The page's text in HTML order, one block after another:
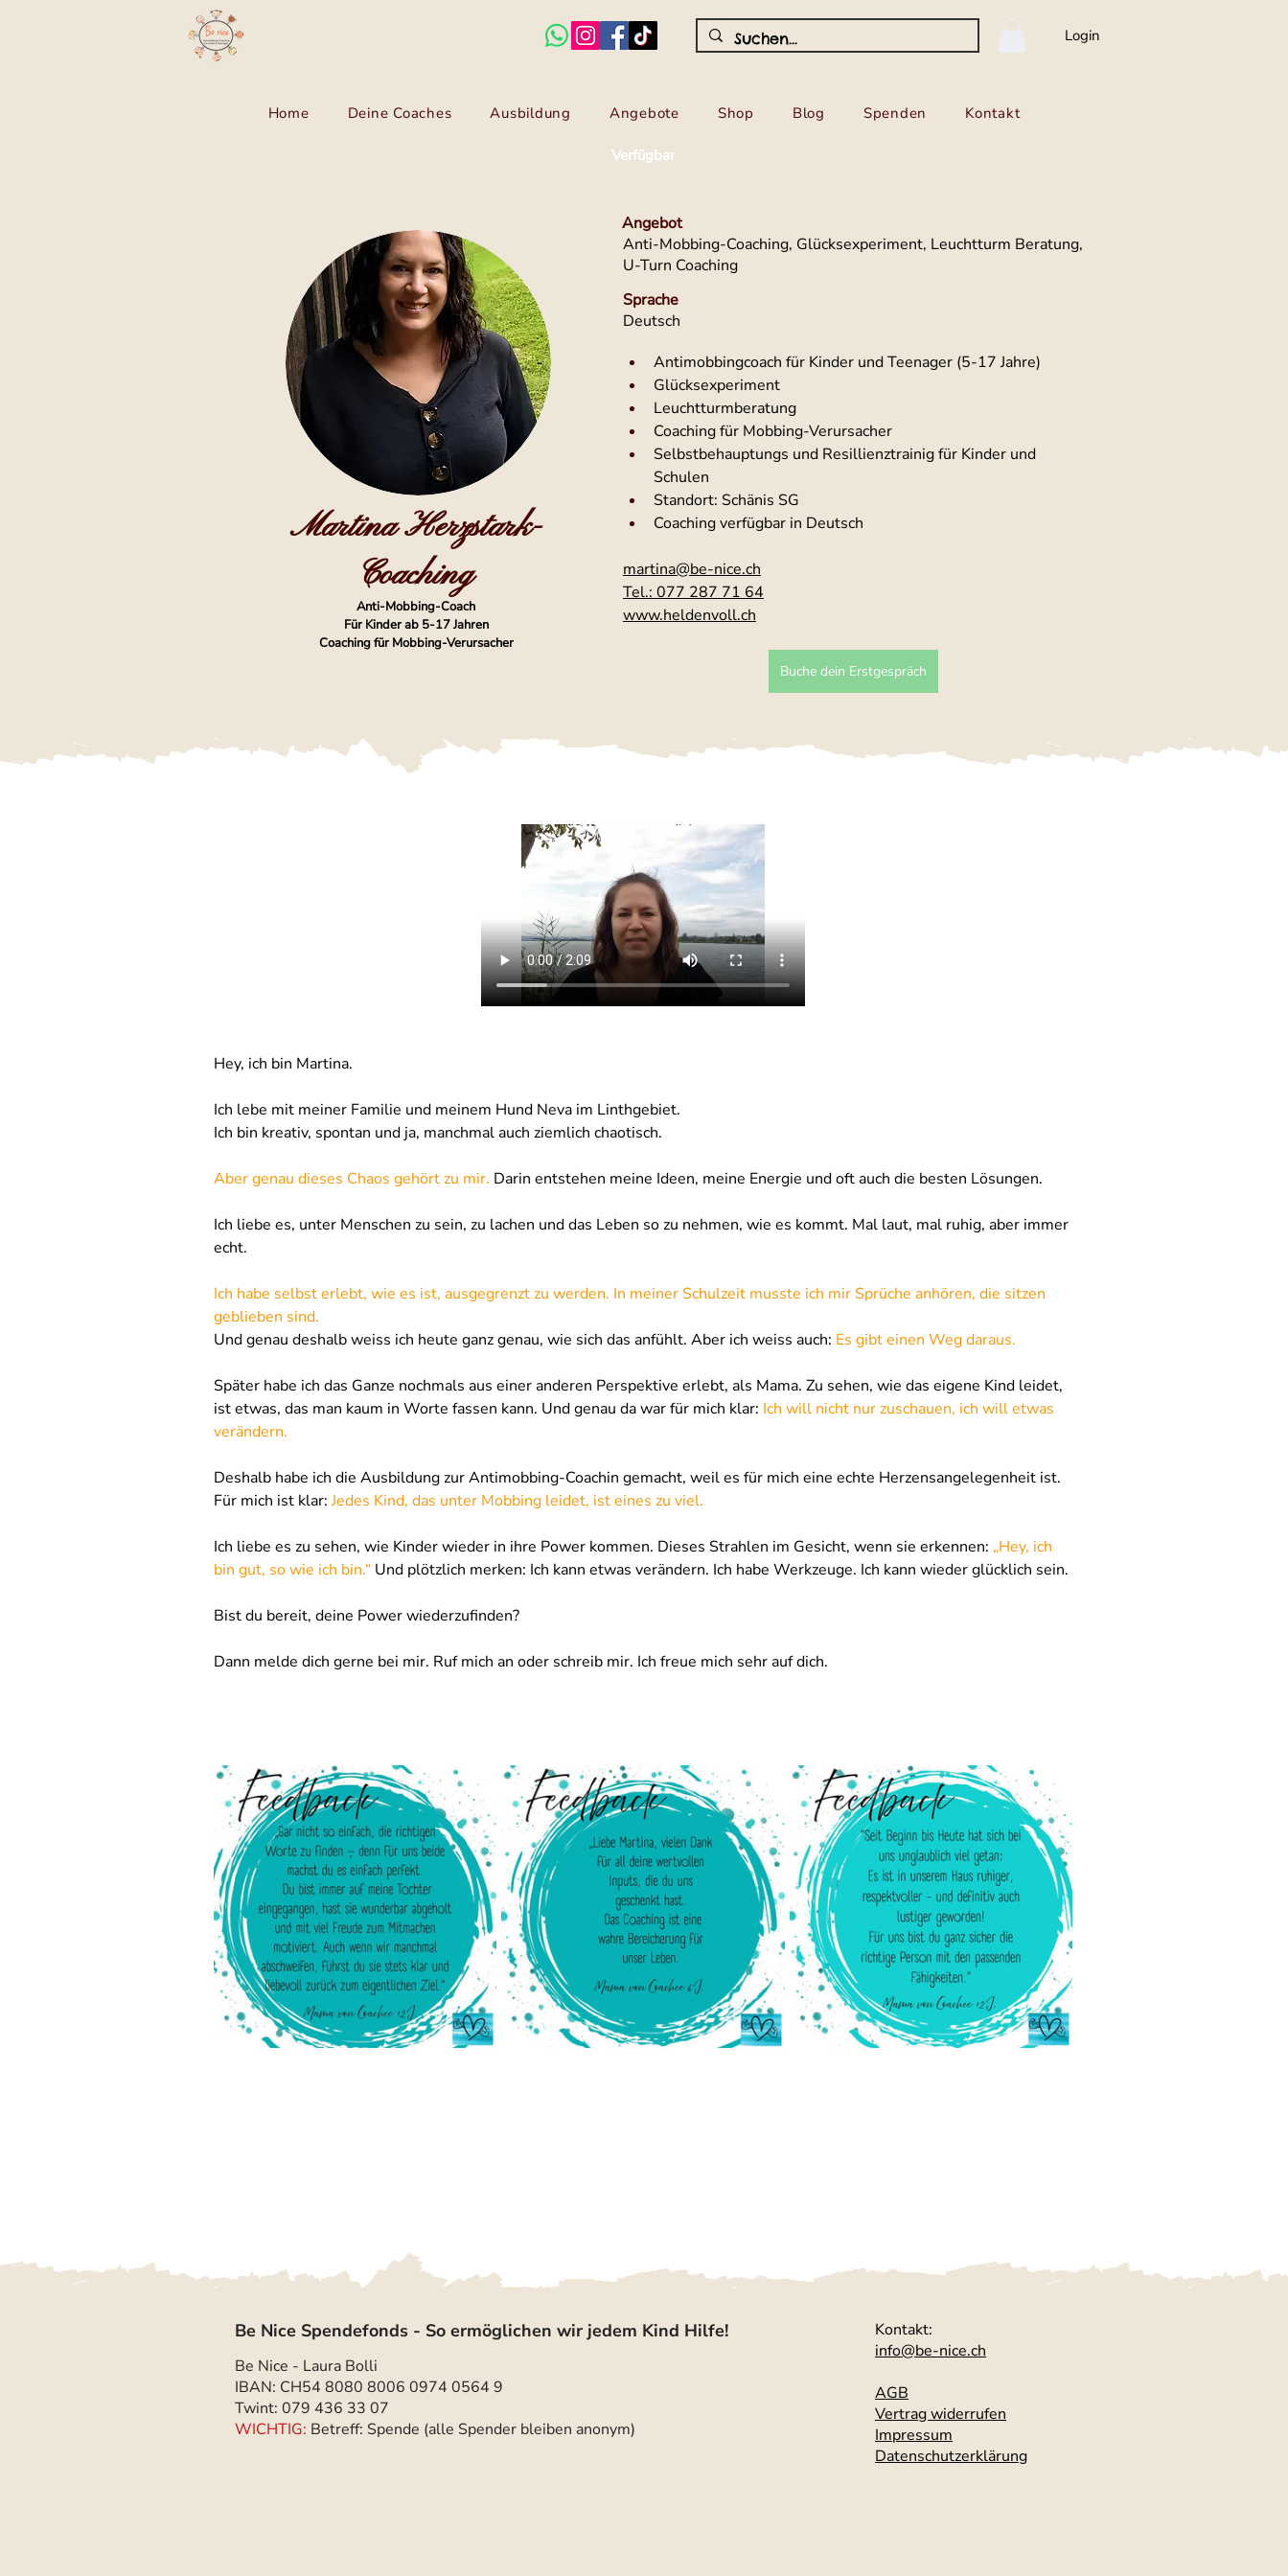
Login
Home Deine Coaches Ausbildung Angebote Shop Blog Spenden Kontakt
Verfügbar
Martina Herzstark-
Coaching
Anti-Mobbing-Coach
Für Kinder ab 5-17 Jahren
Coaching für Mobbing-Verursacher
Angebot
Anti-Mobbing-Coaching, Glücksexperiment, Leuchtturm Beratung,
U-Turn Coaching
Sprache
Deutsch
Antimobbingcoach für Kinder und Teenager (5-17 Jahre)
Glücksexperiment
Leuchtturmberatung
Coaching für Mobbing-Verursacher
Selbstbehauptungs und Resillienztrainig für Kinder und
Schulen
Standort: Schänis SG
Coaching verfügbar in Deutsch
martina@be-nice.ch
Tel.: 077 287 71 64
www.heldenvoll.ch
Buche dein Erstgespräch
Hey, ich bin Martina.
Ich lebe mit meiner Familie und meinem Hund Neva im Linthgebiet.
Ich bin kreativ, spontan und ja, manchmal auch ziemlich chaotisch.
Aber genau dieses Chaos gehört zu mir. Darin entstehen meine Ideen, meine Energie und oft auch die besten Lösungen.
Ich liebe es, unter Menschen zu sein, zu lachen und das Leben so zu nehmen, wie es kommt. Mal laut, mal ruhig, aber immer
echt.
Ich habe selbst erlebt, wie es ist, ausgegrenzt zu werden. In meiner Schulzeit musste ich mir Sprüche anhören, die sitzen
geblieben sind.
Und genau deshalb weiss ich heute ganz genau, wie sich das anfühlt. Aber ich weiss auch: Es gibt einen Weg daraus.
Später habe ich das Ganze nochmals aus einer anderen Perspektive erlebt, als Mama. Zu sehen, wie das eigene Kind leidet,
ist etwas, das man kaum in Worte fassen kann. Und genau da war für mich klar: Ich will nicht nur zuschauen, ich will etwas
verändern.
Deshalb habe ich die Ausbildung zur Antimobbing-Coachin gemacht, weil es für mich eine echte Herzensangelegenheit ist.
Für mich ist klar: Jedes Kind, das unter Mobbing leidet, ist eines zu viel.
Ich liebe es zu sehen, wie Kinder wieder in ihre Power kommen. Dieses Strahlen im Gesicht, wenn sie erkennen: „Hey, ich
bin gut, so wie ich bin.“ Und plötzlich merken: Ich kann etwas verändern. Ich habe Werkzeuge. Ich kann wieder glücklich sein.
Bist du bereit, deine Power wiederzufinden?
Dann melde dich gerne bei mir. Ruf mich an oder schreib mir. Ich freue mich sehr auf dich.
Be Nice Spendefonds - So ermöglichen wir jedem Kind Hilfe!
Be Nice - Laura Bolli
IBAN: CH54 8080 8006 0974 0564 9
Twint: 079 436 33 07
WICHTIG: Betreff: Spende (alle Spender bleiben anonym)
Kontakt:
info@be-nice.ch
AGB
Vertrag widerrufen
Impressum
Datenschutzerklärung